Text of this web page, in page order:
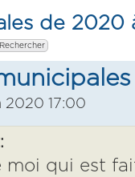
de 2020
2020 17:00
qui est